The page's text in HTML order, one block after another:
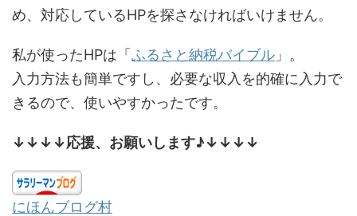
め、対応しているHPを探さなければいけません。
私が使ったHPは「 ふるさと納税バイブル 」。
入力方法も簡単ですし、必要な収入を的確に入力で
きるので、使いやすかったです。
↓↓↓↓応援、お願いします♪↓↓↓↓
にほんブログ村